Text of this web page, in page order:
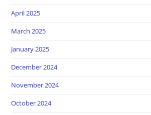
April 2025
March 2025
January 2025
December 2024
November 2024
October 2024